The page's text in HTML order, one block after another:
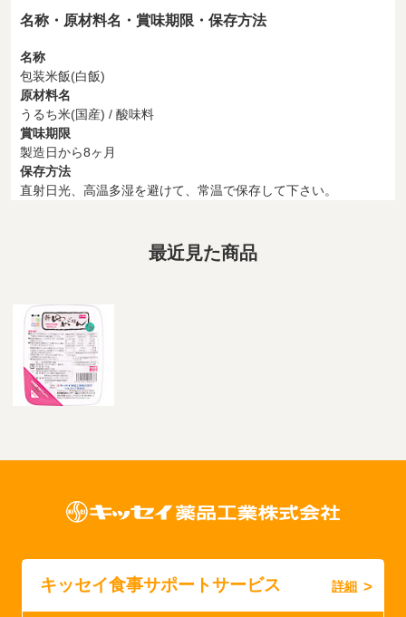
名称・原材料名・賞味期限・保存方法
名称
包装米飯(白飯)
原材料名
うるち米(国産) / 酸味料
賞味期限
製造日から8ヶ月
保存方法
直射日光、高温多湿を避けて、常温で保存して下さい。
最近見た商品
キッセイ食事サポートサービス 詳細